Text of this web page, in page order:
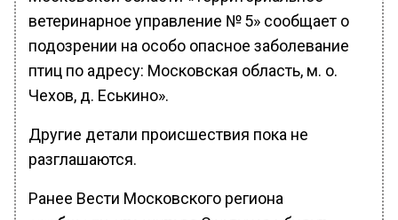
ветеринарное управление № 5» сообщает о
подозрении на особо опасное заболевание
птиц по адресу: Московская область, м. о.
Чехов, д. Еськино».
Другие детали происшествия пока не
разглашаются.
Ранее Вести Московского региона